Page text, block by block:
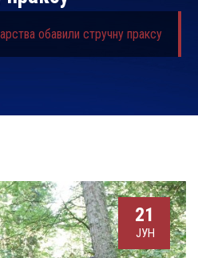
обавили стручну праксу
21
ЈУН